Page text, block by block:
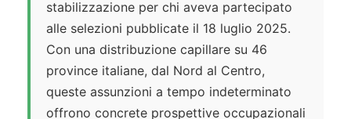
stabilizzazione per chi aveva partecipato
alle selezioni pubblicate il 18 luglio 2025.
Con una distribuzione capillare su 46
province italiane, dal Nord al Centro,
queste assunzioni a tempo indeterminato
offrono concrete prospettive occupazionali